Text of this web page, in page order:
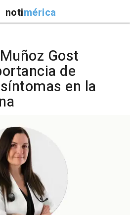
notimérica
Gost
de
en la